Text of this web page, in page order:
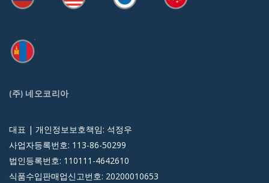
(주) 네오코리아
대표 | 개인정보보호책임: 석정우
사업자등록번호: 113-86-50299
법인등록번호: 110111-4642610
식품수입판매업신고번호: 20200010653